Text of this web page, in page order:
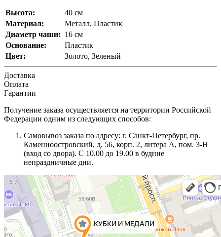
Высота:
40 см
Материал:
Металл, Пластик
Диаметр чаши: 16 см
Основание:
Пластик
Цвет:
Золото, Зеленый
Доставка
Оплата
Гарантии
Получение заказа осуществляется на территории Российской
Федерации одним из следующих способов:
Самовывоз заказа по адресу: г. Санкт-Петербург, пр.
Каменноостровский, д. 56, корп. 2, литера А, пом. 3-Н
(вход со двора). С 10.00 до 19.00 в будние
непраздничные дни.